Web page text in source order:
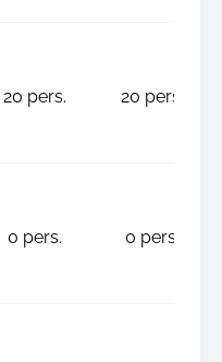
20 pers. 20 pers.
0 pers. 0 pers.